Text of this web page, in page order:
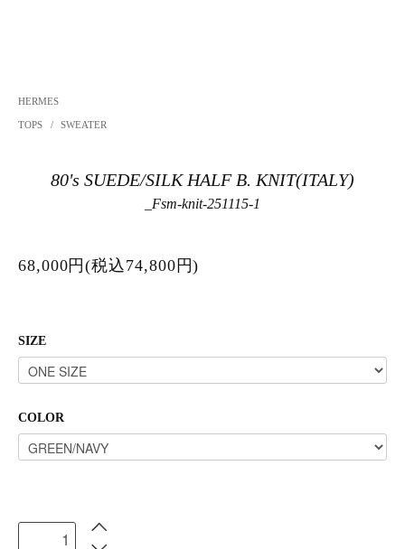
HERMES
TOPS / SWEATER
80's SUEDE/SILK HALF B. KNIT(ITALY)
_Fsm-knit-251115-1
68,000円(税込74,800円)
SIZE
COLOR